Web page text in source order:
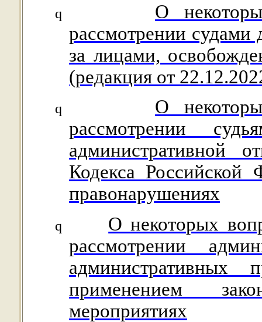
q
О
рассмотрении судами
за лицами,
(редакция от
q
О
рассмотрении
административной
Кодекса Российской
правонарушениях
q
О некоторых
рассмотрении
административных
применением
мероприятиях